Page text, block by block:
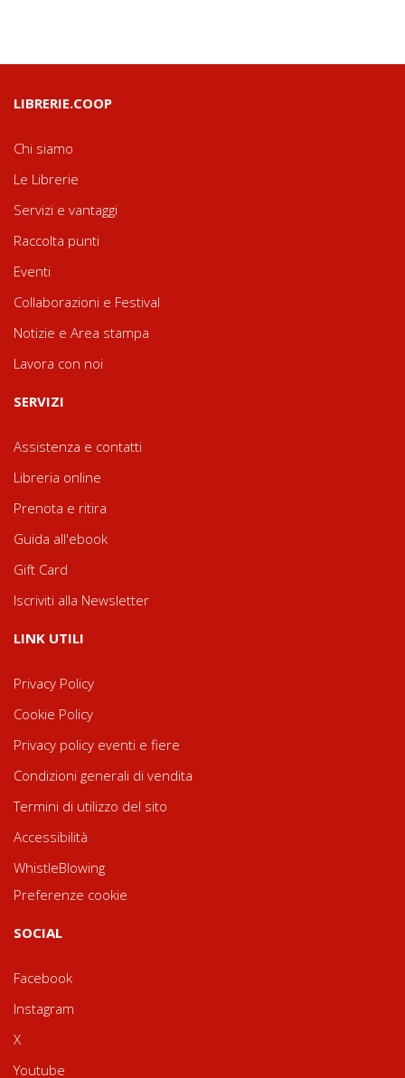
LIBRERIE.COOP
Chi siamo
Le Librerie
Servizi e vantaggi
Raccolta punti
Eventi
Collaborazioni e Festival
Notizie e Area stampa
Lavora con noi
SERVIZI
Assistenza e contatti
Libreria online
Prenota e ritira
Guida all'ebook
Gift Card
Iscriviti alla Newsletter
LINK UTILI
Privacy Policy
Cookie Policy
Privacy policy eventi e fiere
Condizioni generali di vendita
Termini di utilizzo del sito
Accessibilità
WhistleBlowing
Preferenze cookie
SOCIAL
Facebook
Instagram
X
Youtube